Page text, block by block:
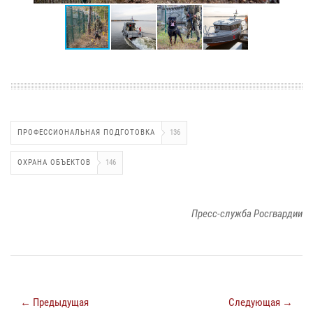
ПРОФЕССИОНАЛЬНАЯ ПОДГОТОВКА 136
ОХРАНА ОБЪЕКТОВ 146
Пресс-служба Росгвардии
← Предыдущая Следующая →